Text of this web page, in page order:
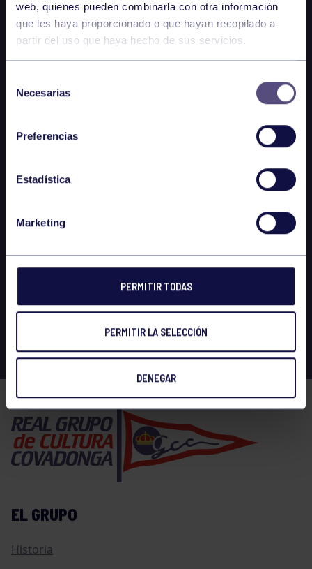
web, quienes pueden combinarla con otra información
que les haya proporcionado o que hayan recopilado a
partir del uso que haya hecho de sus servicios.
Necesarias
Preferencias
Estadística
Marketing
PERMITIR TODAS
PERMITIR LA SELECCIÓN
DENEGAR
EL GRUPO
Historia